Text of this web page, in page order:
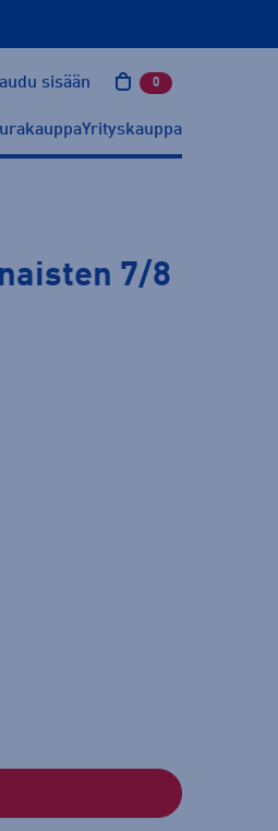
sisään 0 tuotetta
Yrityskauppa
7/8